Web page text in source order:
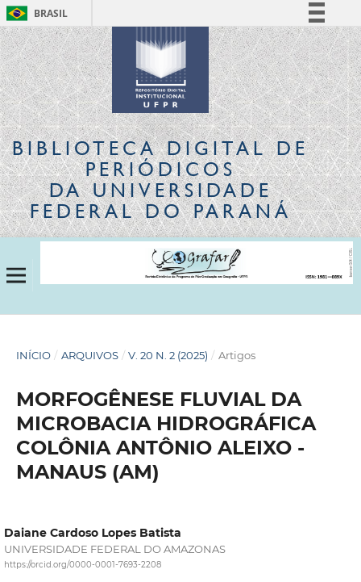
BRASIL
Simplifique!
Comunica BR
Participe
Acesso à informação
Legislação
Canais
BIBLIOTECA DIGITALDE
PERIÓDICOS
DA UNIVERSIDADE
FEDERAL DO PARANÁ
INÍCIO / ARQUIVOS / V. 20 N. 2 (2025) / Artigos
MORFOGÊNESE FLUVIAL DA
MICROBACIA HIDROGRÁFICA
COLÔNIA ANTÔNIO ALEIXO -
MANAUS (AM)
Daiane Cardoso Lopes Batista
UNIVERSIDADE FEDERAL DO AMAZONAS
https://orcid.org/0000-0001-7693-2208